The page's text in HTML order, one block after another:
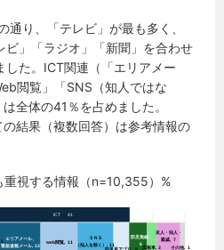
通り、「テレビ」が最も多く、
ビ」「ラジオ」「新聞」を合わせ
た。ICT関連（「エリアメー
閲覧」「SNS（知人ではな
全体の41％を占めました。
結果（複数回答）は参考情報の
重視する情報（n=10,355）%